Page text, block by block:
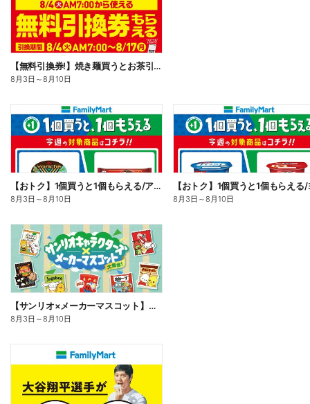
【無料引換券!】焼き麺買うとお茶引換券貰える!
8月3日 ～8月10日
【おトク】1個買うと1個もらえる/アイス
8月3日 ～8月10日 8月3日 ～8月10日
【サンリオ×メーカーマスコット】オリジナルグッズ貰える!
8月3日 ～8月10日